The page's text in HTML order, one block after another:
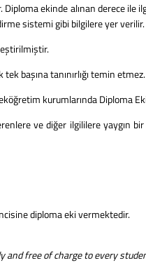
ekinde alınan derece ile
sistemi gibi bilgilere yer verilir.
başına tanınırlığı temin etmez.
kurumlarında Diploma
ve diğer ilgililere yaygın
diploma eki vermektedir.
and free of charge to every